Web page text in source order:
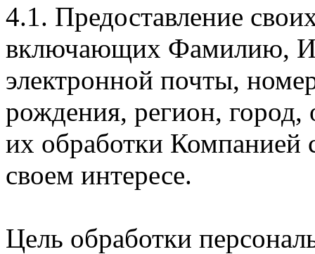
4.1. Предоставление
включающих Фамилию,
электронной почты,
рождения, регион,
их обработки Компанией
своем интересе.
Цель обработки